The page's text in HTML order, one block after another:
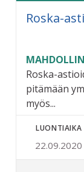
Roska-
Roska-
pitämään
myös...
LUONTIAIKA
22.09.2020